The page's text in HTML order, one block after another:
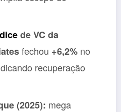
de VC da
fechou +6,2% no
recuperação
(2025): mega